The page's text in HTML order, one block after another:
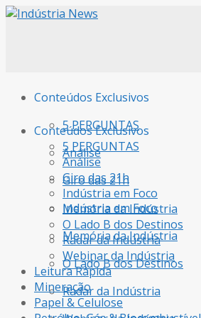
Conteúdos Exclusivos
5 PERGUNTAS
Análise
Giro das 21h
Indústria em Foco
Memória da Indústria
O Lado B dos Destinos
Radar da Indústria
Conteúdos Exclusivos
5 PERGUNTAS
Análise
Giro das 21h
Indústria em Foco
Memória da Indústria
O Lado B dos Destinos
Radar da Indústria
Webinar da Indústria
Leitura Rápida
Mineração
Papel & Celulose